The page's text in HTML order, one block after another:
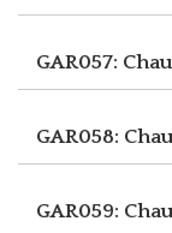
GAR057:
GAR058:
GAR059: